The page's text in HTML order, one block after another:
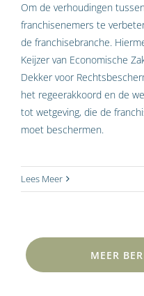
Om de verhoudingen
franchisenemers te
de franchisebranche.
Keijzer van Economische
Dekker voor
het regeerakkoord en de
tot wetgeving, die de
moet beschermen.
Lees Meer
MEER